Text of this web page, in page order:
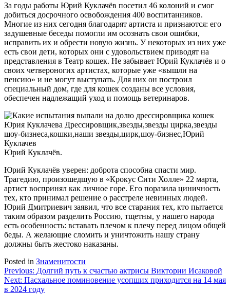
За годы работы Юрий Куклачёв посетил 46 колоний и смог
добиться досрочного освобождения 400 воспитанников.
Многие из них сегодня благодарят артиста и признаются: его
задушевные беседы помогли им осознать свои ошибки,
исправить их и обрести новую жизнь. У некоторых из них уже
есть свои дети, которых они с удовольствием приводят на
представления в Театр кошек. Не забывает Юрий Куклачёв и о
своих четвероногих артистах, которые уже «вышли на
пенсию» и не могут выступать. Для них он построил
специальный дом, где для кошек созданы все условия,
обеспечен надлежащий уход и помощь ветеринаров.
Юрий Куклачёв.
Юрий Куклачёв уверен: доброта способна спасти мир.
Трагедию, произошедшую в «Крокус Сити Холле» 22 марта,
артист воспринял как личное горе. Его поразила циничность
тех, кто принимал решение о расстреле невинных людей.
Юрий Дмитриевич заявил, что все старания тех, кто пытается
таким образом разделить Россию, тщетны, у нашего народа
есть особенность: вставать плечом к плечу перед лицом общей
беды. А желающие сломить и уничтожить нашу страну
должны быть жестоко наказаны.
Posted in Знаменитости
Навигация
по
Previous: Долгий путь к счастью актрисы Виктории Исаковой
Next: Пасхальное поминовение усопших приходится на 14 мая
в 2024 году